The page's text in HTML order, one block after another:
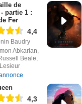
de
partie 1 :
Fer
4,4
Baudry
Abkarian,
Beale,
4,3